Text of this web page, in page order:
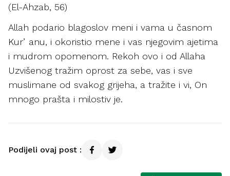
(El-Ahzab, 56)
Allah podario blagoslov meni i vama u časnom
Kurʼanu, i okoristio mene i vas njegovim ajetima
i mudrom opomenom. Rekoh ovo i od Allaha
Uzvišenog tražim oprost za sebe, vas i sve
muslimane od svakog grijeha, a tražite i vi, On
mnogo prašta i milostiv je.
Podijeli ovaj post :